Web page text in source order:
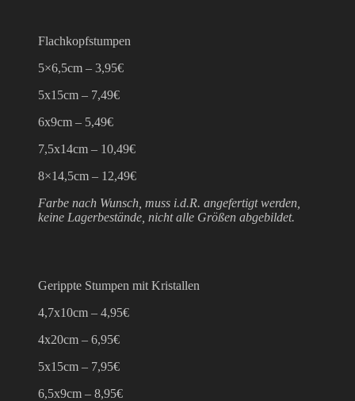
Flachkopfstumpen
5×6,5cm – 3,95€
5x15cm – 7,49€
6x9cm – 5,49€
7,5x14cm – 10,49€
8×14,5cm – 12,49€
Farbe nach Wunsch, muss i.d.R. angefertigt werden,
keine Lagerbestände, nicht alle Größen abgebildet.
Gerippte Stumpen mit Kristallen
4,7x10cm – 4,95€
4x20cm – 6,95€
5x15cm – 7,95€
6,5x9cm – 8,95€